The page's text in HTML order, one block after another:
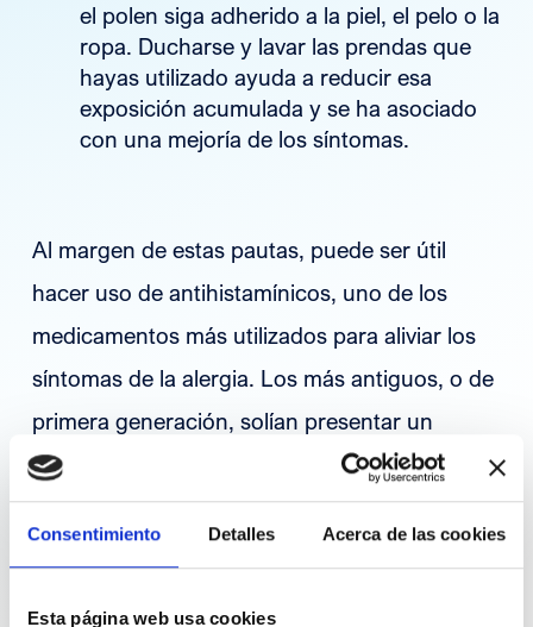
Consentimiento Detalles Acerca de las cookies
Esta página web usa cookies
el polen siga adherido a la piel, el pelo o la
ropa. Ducharse y lavar las prendas que
hayas utilizado ayuda a reducir esa
exposición acumulada y se ha asociado
con una mejoría de los síntomas.
Al margen de estas pautas, puede ser útil
hacer uso de antihistamínicos, uno de los
medicamentos más utilizados para aliviar los
síntomas de la alergia. Los más antiguos, o de
primera generación, solían presentar un
efecto secundario bastante incómodo que
dificultaba realizar las actividades del día a día
como por ejemplo una excursión: la